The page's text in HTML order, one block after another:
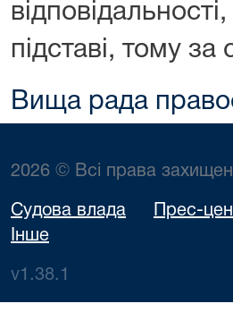
підставі, тому
Вища рада
2026 © Всі права
Судова влада Прес-
Інше
v1.38.1